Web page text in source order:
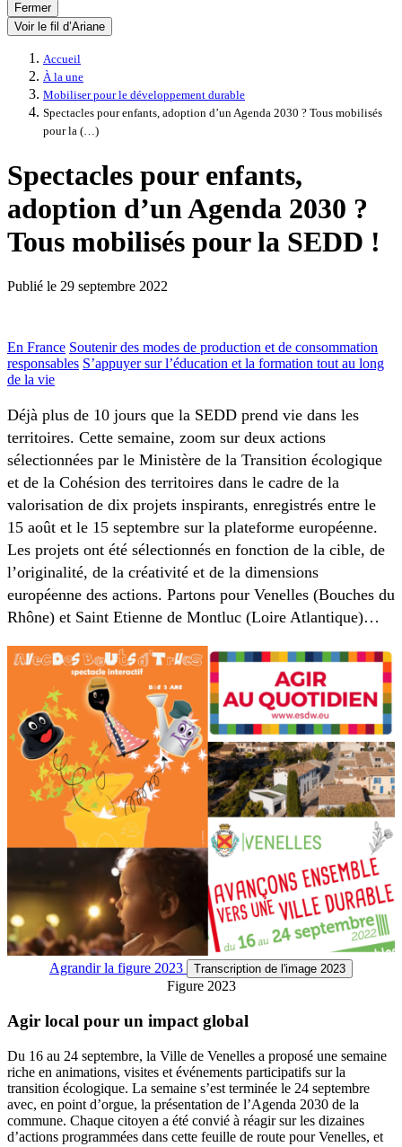
Fermer
Voir le fil d’Ariane
Accueil
À la une
Mobiliser pour le développement durable
Spectacles pour enfants, adoption d’un Agenda 2030 ? Tous mobilisés
pour la (…)
Spectacles pour enfants,
adoption d’un Agenda 2030 ?
Tous mobilisés pour la SEDD !
Publié le 29 septembre 2022
En France Soutenir des modes de production et de consommation
responsables S’appuyer sur l’éducation et la formation tout au long
de la vie
Déjà plus de 10 jours que la SEDD prend vie dans les
territoires. Cette semaine, zoom sur deux actions
sélectionnées par le Ministère de la Transition écologique
et de la Cohésion des territoires dans le cadre de la
valorisation de dix projets inspirants, enregistrés entre le
15 août et le 15 septembre sur la plateforme européenne.
Les projets ont été sélectionnés en fonction de la cible, de
l’originalité, de la créativité et de la dimensions
européenne des actions. Partons pour Venelles (Bouches du
Rhône) et Saint Etienne de Montluc (Loire Atlantique)…
Agrandirla figure 2023 Transcription de l'image 2023
Figure 2023
Agir local pour un impact global
Du 16 au 24 septembre, la Ville de Venelles a proposé une semaine
riche en animations, visites et événements participatifs sur la
transition écologique. La semaine s’est terminée le 24 septembre
avec, en point d’orgue, la présentation de l’Agenda 2030 de la
commune. Chaque citoyen a été convié à réagir sur les dizaines
d’actions programmées dans cette feuille de route pour Venelles, et